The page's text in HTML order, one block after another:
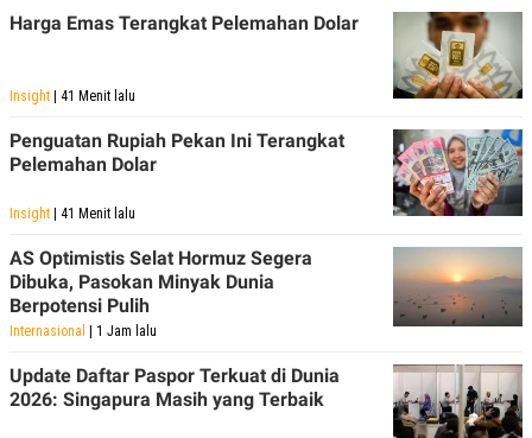
Harga Emas Terangkat Pelemahan Dolar
Insight | 41 Menit lalu
Penguatan Rupiah Pekan Ini Terangkat
Pelemahan Dolar
Insight | 41 Menit lalu
AS Optimistis Selat Hormuz Segera
Dibuka, Pasokan Minyak Dunia
Berpotensi Pulih
Internasional | 1 Jam lalu
Update Daftar Paspor Terkuat di Dunia
2026: Singapura Masih yang Terbaik